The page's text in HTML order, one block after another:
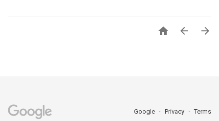
  
Google Privacy Terms